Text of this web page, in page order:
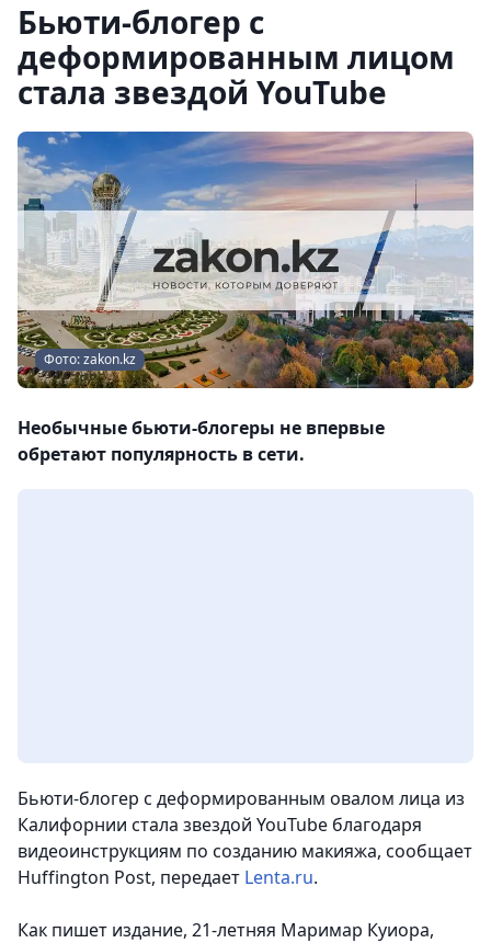
Бьюти-блогер с
деформированным лицом
стала звездой YouTube
Фото: zakon.kz
Необычные бьюти-блогеры не впервые
обретают популярность в сети.
Бьюти-блогер с деформированным овалом лица из
Калифорнии стала звездой YouTube благодаря
видеоинструкциям по созданию макияжа, сообщает
Huffington Post, передает Lenta.ru.
Как пишет издание, 21-летняя Маримар Куиора,